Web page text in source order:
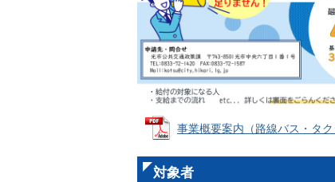
事業概要案内（路線バス・タ
対象者